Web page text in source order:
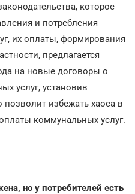
которое
и потребления
их оплаты, формирования
предлагается
на новые договоры о
услуг, установив
избежать хаоса в
коммунальных услуг.
но у потребителей есть